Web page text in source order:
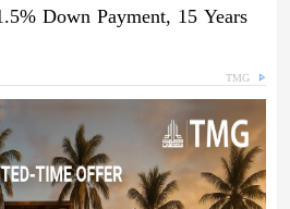
Down Payment, 15 Years
TMG